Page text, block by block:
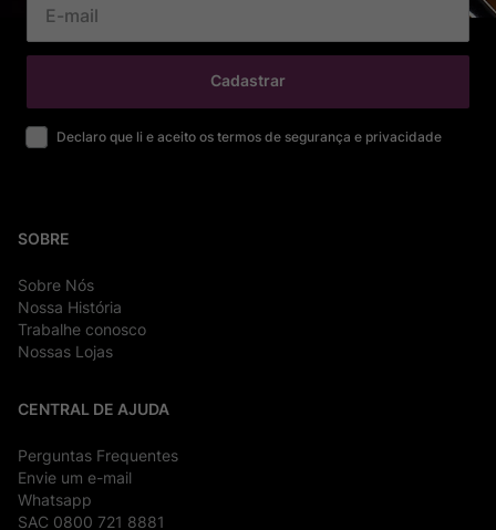
Cadastrar
Declaro que li e aceito os termos de segurança e privacidade
SOBRE
Sobre Nós
Nossa História
Trabalhe conosco
Nossas Lojas
CENTRAL DE AJUDA
Perguntas Frequentes
Envie um e-mail
Whatsapp
SAC 0800 721 8881